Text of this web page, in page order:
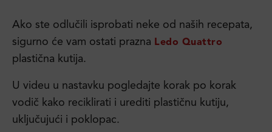
Ako ste odlučili isprobati neke od naših recepata,
sigurno će vam ostati prazna Ledo Quattro
plastična kutija.
U videu u nastavku pogledajte korak po korak
vodič kako reciklirati i urediti plastičnu kutiju,
uključujući i poklopac.